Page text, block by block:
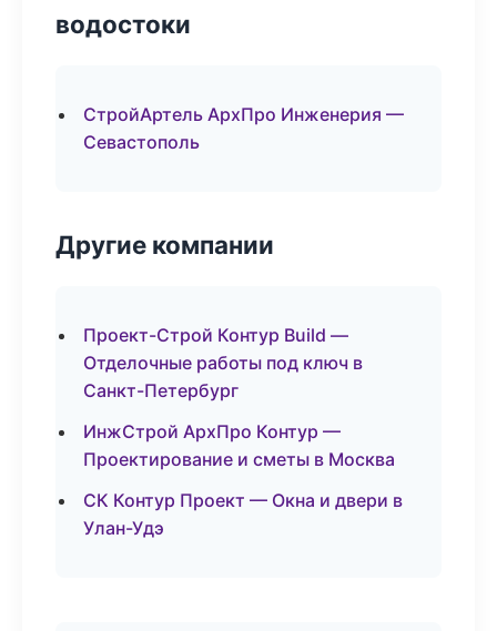
водостоки
СтройАртель АрхПро Инженерия —
Севастополь
Другие компании
Проект-Строй Контур Build —
Отделочные работы под ключ в
Санкт-Петербург
ИнжСтрой АрхПро Контур —
Проектирование и сметы в Москва
СК Контур Проект — Окна и двери в
Улан-Удэ